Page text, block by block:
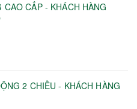
CAO CẤP - KHÁCH HÀNG
2 CHIỀU - KHÁCH HÀNG